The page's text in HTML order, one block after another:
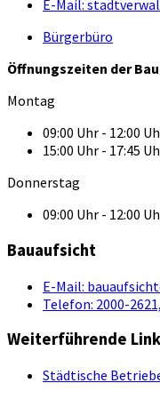
E-Mail:
Bürgerbüro
Öffnungszeiten der
Montag
09:00 Uhr - 12:00
15:00 Uhr - 17:45
Donnerstag
09:00 Uhr - 12:00
Bauaufsicht
E-Mail:
Telefon: 2000-
Weiterführende
Städtische